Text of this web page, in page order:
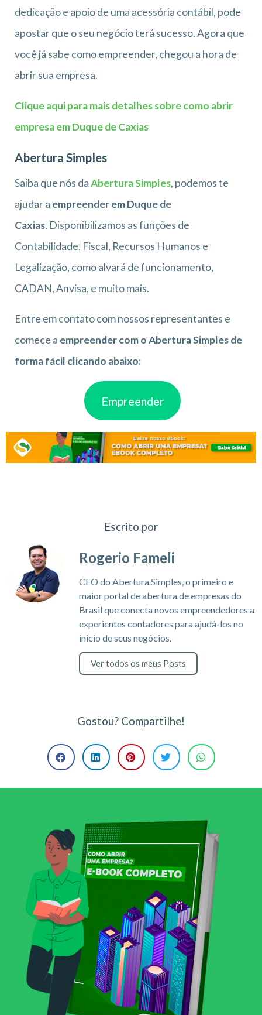
dedicação e apoio de uma acessória contábil, pode
apostar que o seu negócio terá sucesso. Agora que
você já sabe como empreender, chegou a hora de
abrir sua empresa.
Clique aqui para mais detalhes sobre como abrir
empresa em Duque de Caxias
Abertura Simples
Saiba que nós daAbertura Simples, podemos te
ajudar a empreender em Duque de
Caxias. Disponibilizamos as funções de
Contabilidade, Fiscal, Recursos Humanos e
Legalização, como alvará de funcionamento,
CADAN, Anvisa, e muito mais.
Entre em contato com nossos representantes e
comece a empreender com o Abertura Simples de
forma fácil clicando abaixo:
Empreender
Escrito por
Rogerio Fameli
CEO do Abertura Simples, o primeiro e
maior portal de abertura de empresas do
Brasil que conecta novos empreendedores a
experientes contadores para ajudá-los no
inicio de seus negócios.
Ver todos os meus Posts
Gostou? Compartilhe!